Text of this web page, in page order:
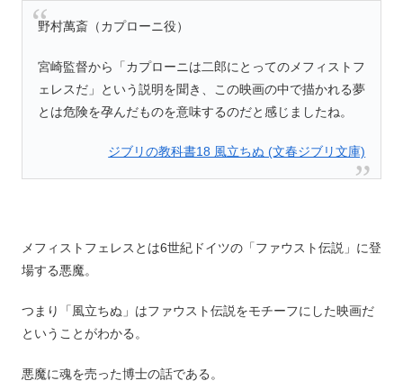
野村萬斎（カプローニ役）
宮崎監督から「カプローニは二郎にとってのメフィストフ
ェレスだ」という説明を聞き、この映画の中で描かれる夢
とは危険を孕んだものを意味するのだと感じましたね。
ジブリの教科書18 風立ちぬ (文春ジブリ文庫)
メフィストフェレスとは6世紀ドイツの「ファウスト伝説」に登
場する悪魔。
つまり「風立ちぬ」はファウスト伝説をモチーフにした映画だ
ということがわかる。
悪魔に魂を売った博士の話である。